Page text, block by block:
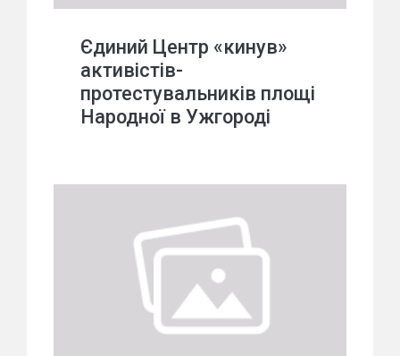
Єдиний Центр «кинув»
активістів-
протестувальників площі
Народної в Ужгороді